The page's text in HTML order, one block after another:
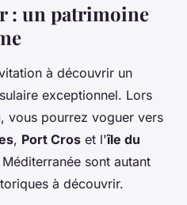
: un patrimoine
à découvrir un
exceptionnel. Lors
, vous pourrez voguer vers
, Port Cros et l'île du
sont autant
à découvrir.